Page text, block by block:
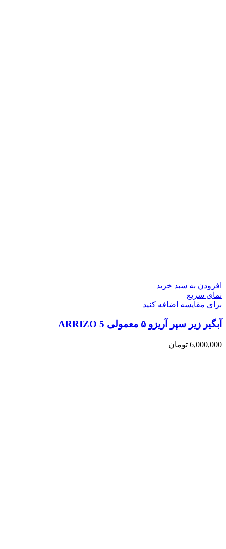
افزودن به سبد خرید
نمای سریع
برای مقایسه اضافه کنید
آبگیر زیر سپر آریزو ۵ معمولی ARRIZO 5
6,000,000 تومان